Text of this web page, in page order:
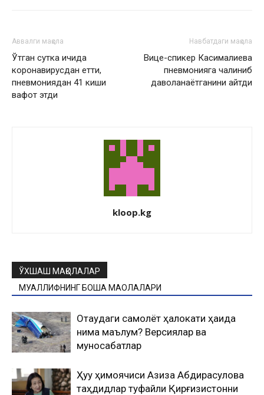
Аввалги мақола
Ўтган сутка ичида
коронавирусдан етти,
пневмониядан 41 киши
вафот этди
Навбатдаги мақола
Вице-спикер Касималиева
пневмонияга чалиниб
даволанаётганини айтди
kloop.kg
ЎХШАШ МАҚОЛАЛАР
МУАЛЛИФНИНГ БОШҚА МАҚОЛАЛАРИ
Оқтаудаги самолёт ҳалокати ҳақида
нима маълум? Версиялар ва
муносабатлар
Ҳуқуқ ҳимоячиси Азиза Абдирасулова
таҳдидлар туфайли Қирғизистонни